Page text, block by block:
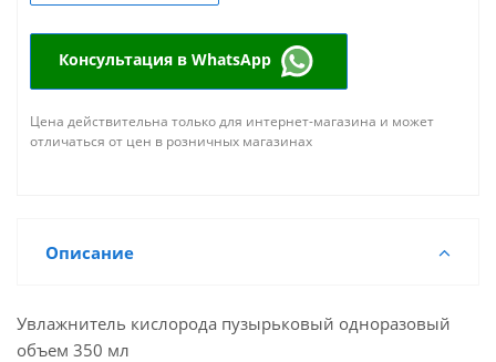
Консультация в WhatsApp
Цена действительна только для интернет-магазина и может
отличаться от цен в розничных магазинах
Описание
Увлажнитель кислорода пузырьковый одноразовый
объем 350 мл